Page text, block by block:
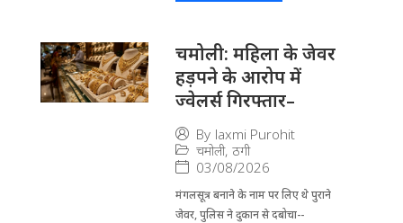
चमोली: महिला के जेवर
हड़पने के आरोप में
ज्वेलर्स गिरफ्तार–
By laxmi Purohit
चमोली, ठगी
03/08/2026
मंगलसूत्र बनाने के नाम पर लिए थे पुराने
जेवर, पुलिस ने दुकान से दबोचा--